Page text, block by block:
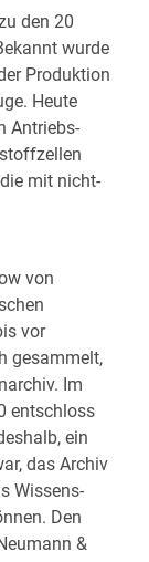
den 20
wurde
Produktion
Heute
Antriebs-
mit nicht-
von
vor
gesammelt,
Im
entschloss
ein
das Archiv
Wissens-
Den
&